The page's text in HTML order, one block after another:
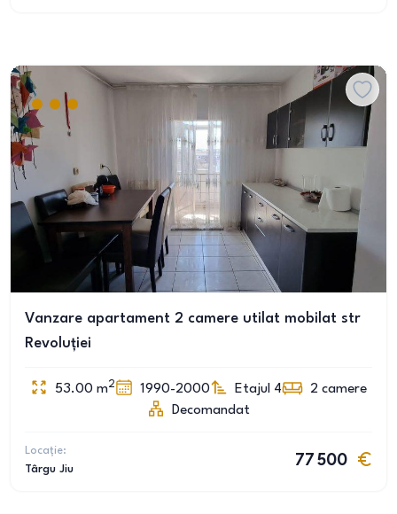
Vanzare apartament 2 camere utilat mobilat str
Revoluției
53.00 m2 1990-2000 Etajul 4 2 camere
Decomandat
Locație:
Târgu Jiu
77 500